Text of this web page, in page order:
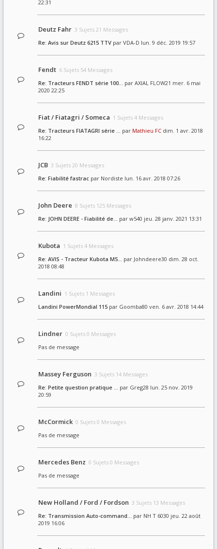
22:31
Deutz Fahr 3 Sujets 21 Messages
Re: Avis sur Deutz 6215 TTV par VDA-D lun. 9 déc. 2019 19:57
Fendt 6 Sujets 54 Messages
Re: Tracteurs FENDT série 100… par AXIAL FLOW21 mer. 6 mai
2020 22:25
Fiat / Fiatagri / Someca 1 Sujets 4 Messages
Re: Tracteurs FIATAGRI série … par Mathieu FC dim. 1 avr. 2018
16:22
JCB 3 Sujets 20 Messages
Re: Fiabilité fastrac par Nordiste lun. 16 avr. 2018 07:26
John Deere 8 Sujets 125 Messages
Re: JOHN DEERE - Fiabilité de… par w540 jeu. 28 janv. 2021 13:31
Kubota 1 Sujets 4 Messages
Re: AVIS - Tracteur Kubota M5… par Johndeere30 dim. 28 oct.
2018 08:48
Landini 1 Sujets 1 Messages
Landini PowerMondial 115 par Goomba80 ven. 6 avr. 2018 14:44
Lindner 0 Sujets 0 Messages
Pas de message
Massey Ferguson 3 Sujets 14 Messages
Re: Petite question pratique … par Greg28 lun. 25 nov. 2019
20:59
McCormick 0 Sujets 0 Messages
Pas de message
Mercedes Benz 0 Sujets 0 Messages
Pas de message
New Holland / Ford / Fordson 3 Sujets 13 Messages
Re: Transmission Auto-command… par NH T 6030 jeu. 22 août
2019 16:06